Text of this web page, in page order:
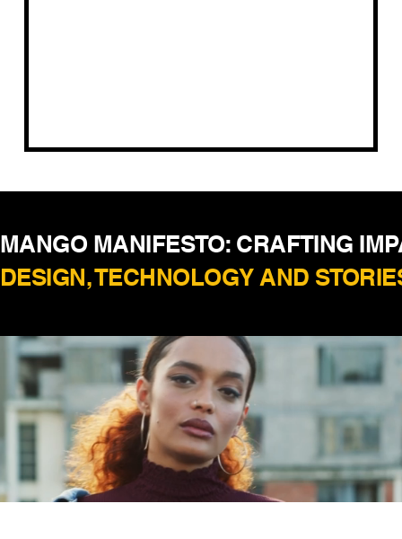
MANGO MANIFESTO: CRAFTING
DESIGN, TECHNOLOGY AND